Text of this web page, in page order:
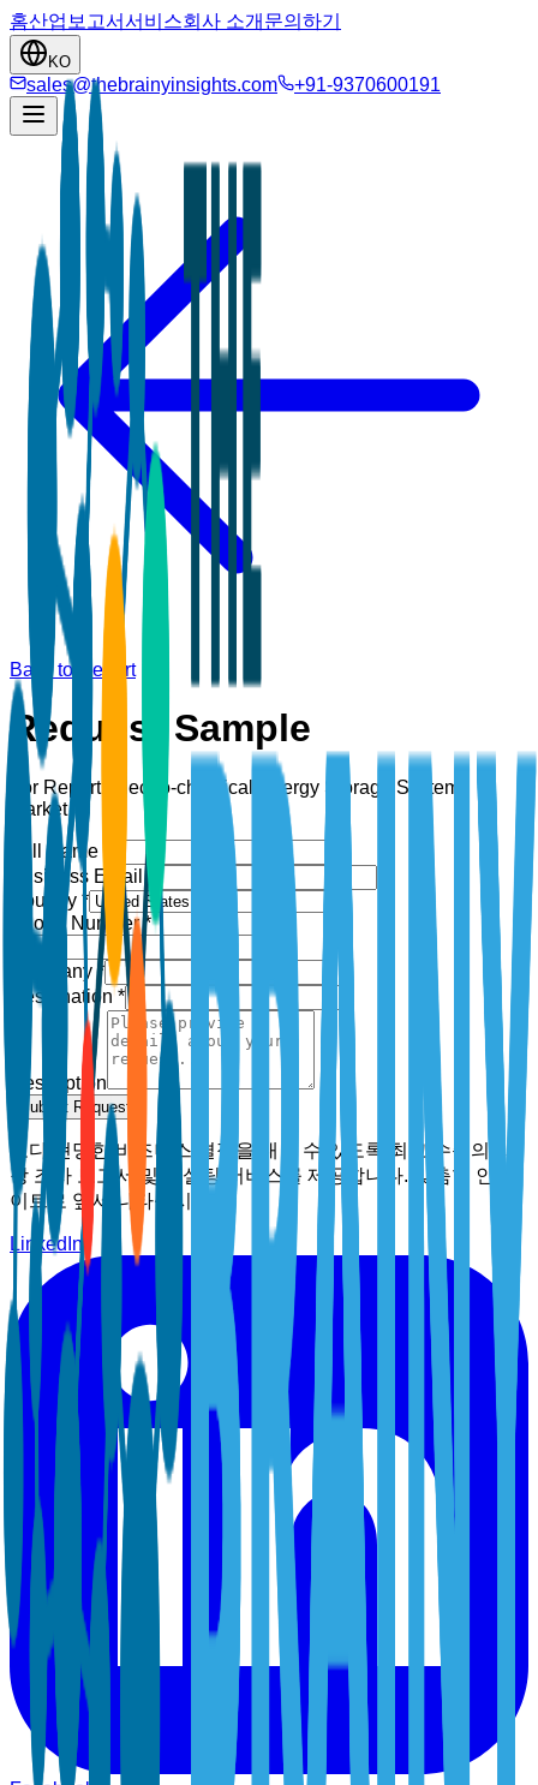
홈산업 보고서서비스회사 소개 문의하기
KO
sales@thebrainyinsights.com +91-9370600191
Back to Report
Request Sample
For Report:
Electro-chemical Energy Storage Systems
Market
Full Name *
Business Email *
Country *
Phone Number *
Company *
Designation *
Description
Submit Request
보다 현명한 비즈니스 결정을 내릴 수 있도록 최고 수준의 시
장 조사 보고서 및 컨설팅 서비스를 제공합니다. 맞춤형 인사
이트로 앞서 나타십시오.
LinkedIn